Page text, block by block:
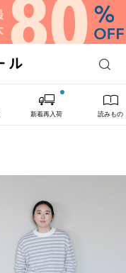
新着再入荷 読みもの